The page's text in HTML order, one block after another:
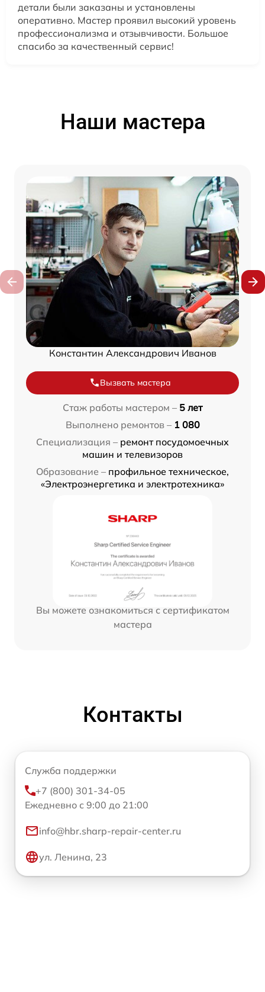
детали были заказаны и установлены
оперативно. Мастер проявил высокий уровень
профессионализма и отзывчивости. Большое
спасибо за качественный сервис!
Наши мастера
Константин Александрович Иванов
Вызвать мастера
Стаж работы мастером – 5 лет
Выполнено ремонтов – 1 080
Специализация – ремонт посудомоечных
машин и телевизоров
Образование – профильное техническое,
«Электроэнергетика и электротехника»
Вы можете ознакомиться с сертификатом
мастера
Контакты
Служба поддержки
+7 (800) 301-34-05
Ежедневно с 9:00 до 21:00
info@hbr.sharp-repair-center.ru
ул. Ленина, 23